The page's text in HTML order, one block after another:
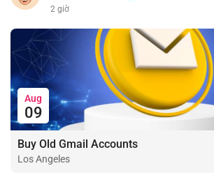
2 giờ
Aug
09
Buy Old Gmail Accounts
Los Angeles